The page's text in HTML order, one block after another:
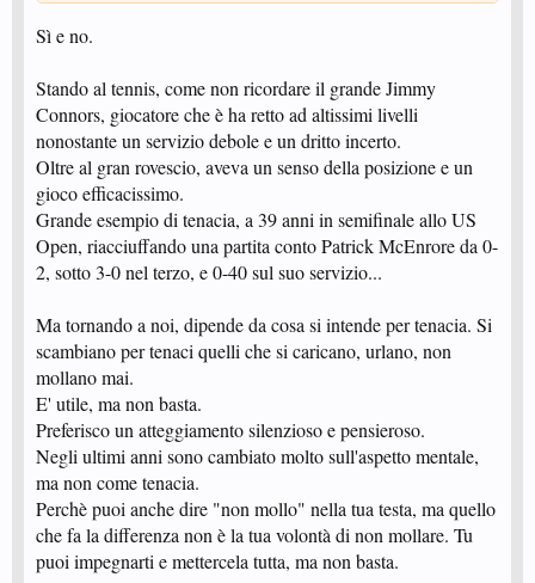
Sì e no.
Stando al tennis, come non ricordare il grande Jimmy
Connors, giocatore che è ha retto ad altissimi livelli
nonostante un servizio debole e un dritto incerto.
Oltre al gran rovescio, aveva un senso della posizione e un
gioco efficacissimo.
Grande esempio di tenacia, a 39 anni in semifinale allo US
Open, riacciuffando una partita conto Patrick McEnrore da 0-
2, sotto 3-0 nel terzo, e 0-40 sul suo servizio...
Ma tornando a noi, dipende da cosa si intende per tenacia. Si
scambiano per tenaci quelli che si caricano, urlano, non
mollano mai.
E' utile, ma non basta.
Preferisco un atteggiamento silenzioso e pensieroso.
Negli ultimi anni sono cambiato molto sull'aspetto mentale,
ma non come tenacia.
Perchè puoi anche dire "non mollo" nella tua testa, ma quello
che fa la differenza non è la tua volontà di non mollare. Tu
puoi impegnarti e mettercela tutta, ma non basta.